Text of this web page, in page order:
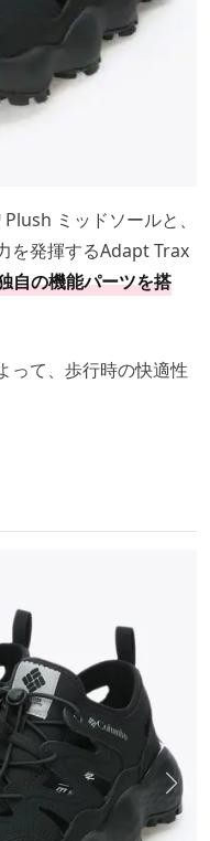
ミッドソールと、
を発揮するAdapt Trax
自の機能パーツを搭
って、歩行時の快適性